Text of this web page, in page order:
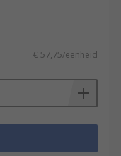
€ 57,75/eenheid